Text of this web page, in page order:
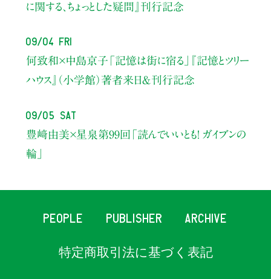
に関する、ちょっとした疑問』刊行記念
09/04 Fri
何致和×中島京子 「記憶は街に宿る」
『記憶とツリー
ハウス』（小学館）著者来日＆刊行記念
09/05 Sat
豊﨑由美×星泉 第99回「読んでいいとも！ ガイブンの
輪」
PEOPLE PUBLISHER ARCHIVE
特定商取引法に基づく表記